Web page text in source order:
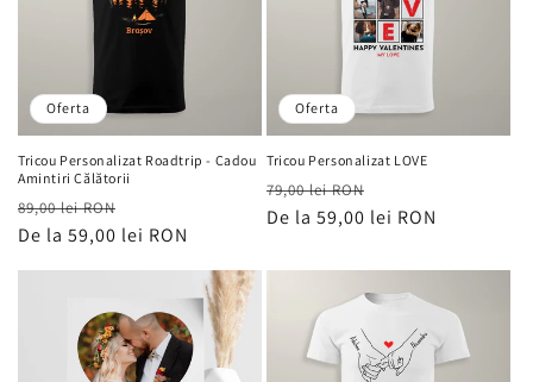
Oferta
Tricou Personalizat Roadtrip - Cadou
Amintiri Călătorii
Preț
obișnuit
89,00 lei RON
de
De la 59,00 lei RON
Oferta
Tricou Personalizat LOVE
Preț
obișnuit
79,00 lei RON
de
De la 59,00 lei RON